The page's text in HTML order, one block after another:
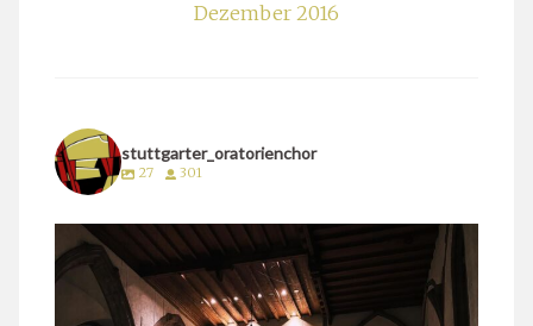
Dezember 2016
stuttgarter_oratorienchor
27 301
stuttgarter_oratorienchor
März 24